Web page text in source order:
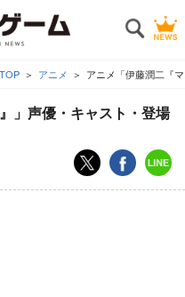
アニメ アニメ「伊藤潤二『
」声優・キャスト・登場